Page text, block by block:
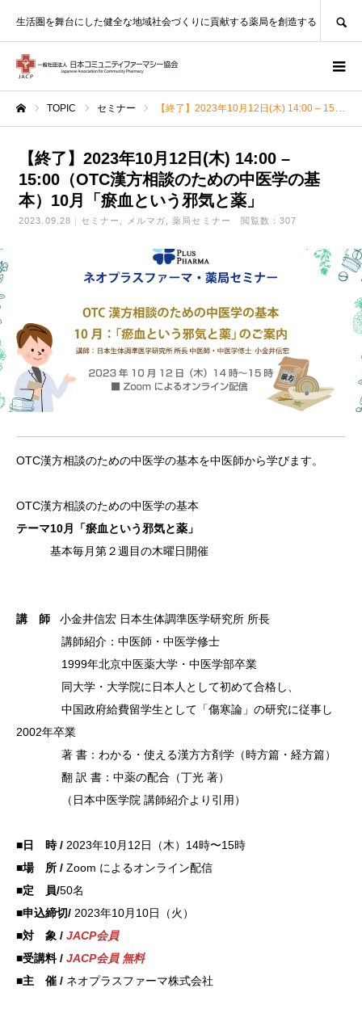
生活圏を舞台にした健全な地域社会づくりに貢献する薬局を創造する
TOPIC セミナー 【終了】2023年10月12日(木) 14:00 – 15:00（OTC漢方相談のための中医学の基本）10月「瘀血という邪気と薬」
【終了】2023年10月12日(木) 14:00 –
15:00（OTC漢方相談のための中医学の基
本）10月「瘀血という邪気と薬」
2023.09.28 セミナー メルマガ 薬局セミナー 閲覧数：307
OTC漢方相談のための中医学の基本を中医師から学びます。
OTC漢方相談のための中医学の基本
テーマ10月「瘀血という邪気と薬 」
基本毎月第２週目の木曜日開催
講 師 小金井信宏 日本生体調準医学研究所 所長
講師紹介 ：中医師 ・中医学修士
1999年北京中医薬大学 ・中医学部卒業
同大学・ 大学院に 日本人と して初めて合格し
中国政府給費留学生として「傷寒論」の研究に従事し
2002年卒業
著 書： わかる・ 使える漢方方剤学 （時方篇 ・経方篇）
翻 訳 書：中薬の配合（丁光 著）
（日本中医学院 講師紹介より引用 ）
■日 時 / 2023年10月12日（木）14時〜15時
■場 所 / Zoom によるオンライン配信
■定 員/50名
■申込締切/ 2023年10月10日（火）
■対 象 / JACP会員
■受講料 / JACP会員 無料
■主 催 / ネオプラスファーマ株式会社